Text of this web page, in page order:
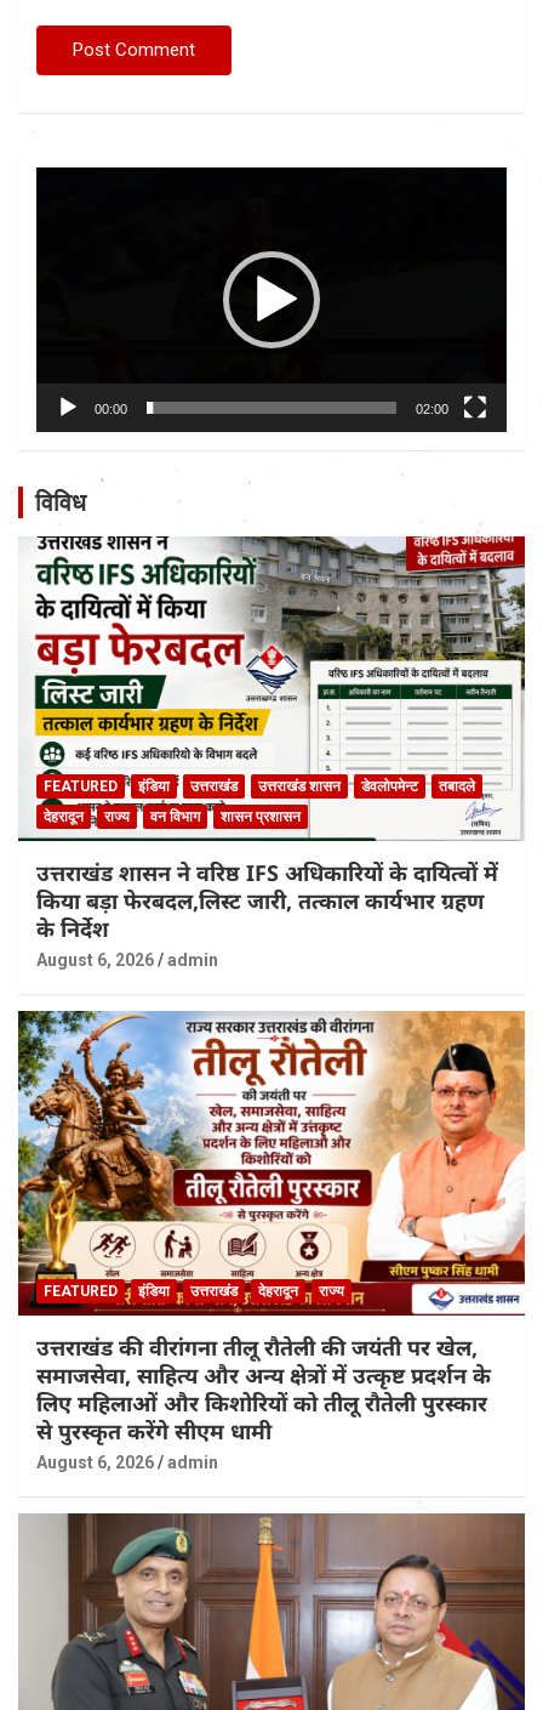
00:00 02:00
विविध
FEATURED इंडिया उत्तराखंड उत्तराखंड शासन डेवलोपमेन्ट
तबादले
देहरादून
राज्य वन विभाग शासन प्रशासन
उत्तराखंड शासन ने वरिष्ठ IFS अधिकारियों के दायित्वों में
किया बड़ा फेरबदल,लिस्ट जारी, तत्काल कार्यभार ग्रहण
के निर्देश
August 6, 2026 admin
FEATURED इंडिया उत्तराखंड देहरादून राज्य
उत्तराखंड की वीरांगना तीलू रौतेली की जयंती पर खेल,
समाजसेवा, साहित्य और अन्य क्षेत्रों में उत्कृष्ट प्रदर्शन के
लिए महिलाओं और किशोरियों को तीलू रौतेली पुरस्कार
से पुरस्कृत करेंगे सीएम धामी
August 6, 2026 admin